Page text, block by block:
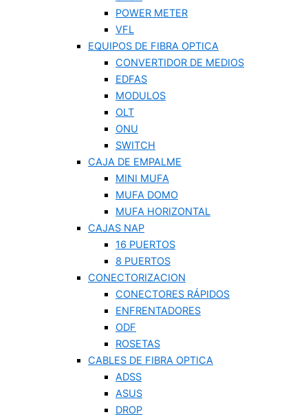
POWER METER
VFL
EQUIPOS DE FIBRA OPTICA
CONVERTIDOR DE MEDIOS
EDFAS
MODULOS
OLT
ONU
SWITCH
CAJA DE EMPALME
MINI MUFA
MUFA DOMO
MUFA HORIZONTAL
CAJAS NAP
16 PUERTOS
8 PUERTOS
CONECTORIZACION
CONECTORES RÁPIDOS
ENFRENTADORES
ODF
ROSETAS
CABLES DE FIBRA OPTICA
ADSS
ASUS
DROP